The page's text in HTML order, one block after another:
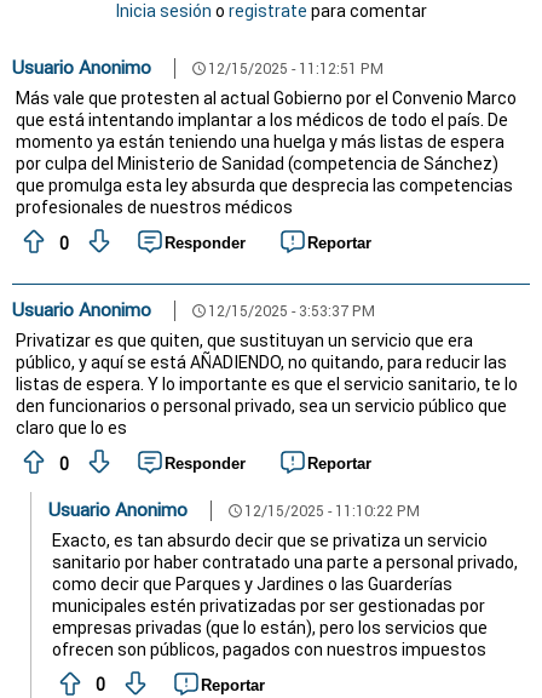
Inicia sesión o registrate para comentar
Usuario Anonimo schedule 12/15/2025 - 11:12:51 PM
Más vale que protesten al actual Gobierno por el Convenio Marco
que está intentando implantar a los médicos de todo el país. De
momento ya están teniendo una huelga y más listas de espera
por culpa del Ministerio de Sanidad (competencia de Sánchez)
que promulga esta ley absurda que desprecia las competencias
profesionales de nuestros médicos
0
Responder Reportar
Usuario Anonimo schedule 12/15/2025 - 3:53:37 PM
Privatizar es que quiten, que sustituyan un servicio que era
público, y aquí se está AÑADIENDO, no quitando, para reducir las
listas de espera. Y lo importante es que el servicio sanitario, te lo
den funcionarios o personal privado, sea un servicio público que
claro que lo es
0
Responder Reportar
Usuario Anonimo schedule 12/15/2025 - 11:10:22 PM
Exacto, es tan absurdo decir que se privatiza un servicio
sanitario por haber contratado una parte a personal privado,
como decir que Parques y Jardines o las Guarderías
municipales estén privatizadas por ser gestionadas por
empresas privadas (que lo están), pero los servicios que
ofrecen son públicos, pagados con nuestros impuestos
0
Reportar